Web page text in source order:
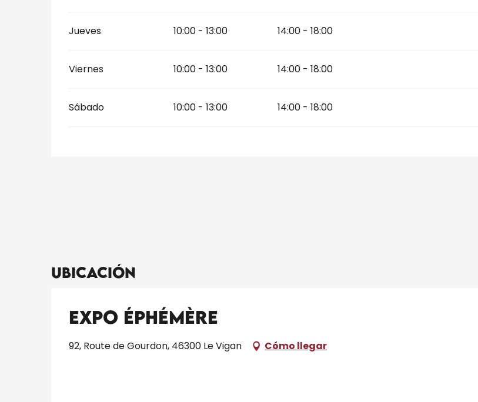
Jueves 10:00 - 13:00 14:00 - 18:00
Viernes 10:00 - 13:00 14:00 - 18:00
Sábado 10:00 - 13:00 14:00 - 18:00
Ubicación
Expo éphémère
92, Route de Gourdon, 46300 Le Vigan Cómo llegar